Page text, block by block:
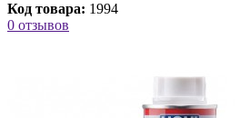
Код товара: 1994
0 отзывов